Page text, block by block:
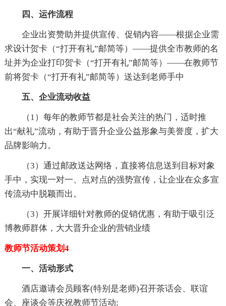
四、运作流程
企业出资赞助并提供宣传、促销内容——根据企业需
求设计贺卡（“打开有礼”邮简等）——提供全市教师的名
址并为企业打印贺卡（“打开有礼”邮简等）——在教师节
前将贺卡（“打开有礼”邮简等）送达到老师手中
五、企业流动收益
（1）每年的教师节都是社会关注的热门，适时推
出“献礼”流动，有助于晋升企业公益形象与美誉度，扩大
品牌影响力。
（3）通过邮政送达网络，直接将信息送到目标对象
手中，实现一对一、点对点的强势宣传，让企业在众多宣
传流动中脱颖而出。
（3）开展详细针对教师的促销优惠，有助于吸引泛
博教师群体，大大晋升企业的营销业绩
教师节活动策划4
一、活动形式
酒店邀请会员顾客(特别是老师)召开茶话会、联谊
会、座谈会等庆祝教师节活动;